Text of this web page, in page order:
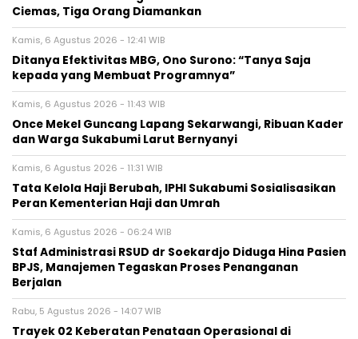
Ciemas, Tiga Orang Diamankan
Kamis, 6 Agustus 2026 - 12:41 WIB
‎Ditanya Efektivitas MBG, Ono Surono: “Tanya Saja
kepada yang Membuat Programnya”‎
Kamis, 6 Agustus 2026 - 11:43 WIB
Once Mekel Guncang Lapang Sekarwangi, Ribuan Kader
dan Warga Sukabumi Larut Bernyanyi
Kamis, 6 Agustus 2026 - 11:31 WIB
Tata Kelola Haji Berubah, IPHI Sukabumi Sosialisasikan
Peran Kementerian Haji dan Umrah
Kamis, 6 Agustus 2026 - 06:24 WIB
Staf Administrasi RSUD dr Soekardjo Diduga Hina Pasien
BPJS, Manajemen Tegaskan Proses Penanganan
Berjalan
Rabu, 5 Agustus 2026 - 14:07 WIB
‎Trayek 02 Keberatan Penataan Operasional di